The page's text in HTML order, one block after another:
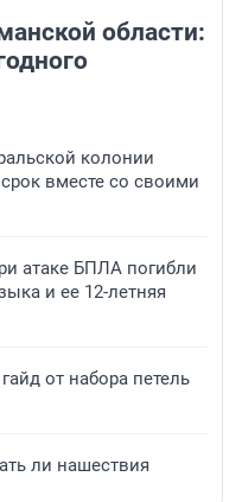
области:
колонии
вместе со своими
атаке БПЛА погибли
и ее 12-летняя
от набора петель
ли нашествия